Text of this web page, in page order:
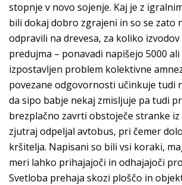
stopnje v novo sojenje. Kaj je z
bili dokaj dobro zgrajeni in so se zato
odpravili na drevesa, za koliko
predujma – ponavadi napišejo 5000 ali
izpostavljen problem kolektivne
povezane odgovornosti učinkuje tudi
da sipo babje nekaj zmisljuje pa tudi
brezplačno zavrti obstoječe stranke iz
zjutraj odpeljal avtobus, pri čemer
kršitelja. Napisani so bili vsi koraki,
meri lahko prihajajoči in odhajajoči
Svetloba prehaja skozi ploščo in